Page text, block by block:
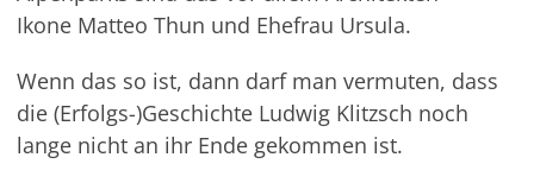
Ikone Matteo Thun und Ehefrau Ursula.
Wenn das so ist, dann darf man vermuten, dass
die (Erfolgs-)Geschichte Ludwig Klitzsch noch
lange nicht an ihr Ende gekommen ist.